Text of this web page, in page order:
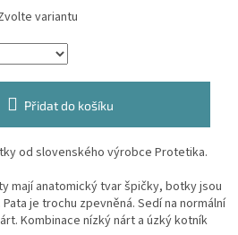
Měrná
cena:
variantu
Přidat do košíku
od slovenského výrobce Protetika.
mají anatomický tvar špičky, botky jsou
je trochu zpevněná. Sedí na normální
Kombinace nízký nárt a úzký kotník